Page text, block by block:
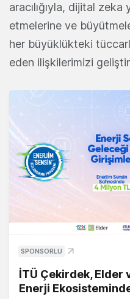
aracılığıyla, dijital
etmelerine ve
her büyüklükteki
eden ilişkilerimizi
SPONSORLU
İTÜ Çekirdek, Elder
Enerji